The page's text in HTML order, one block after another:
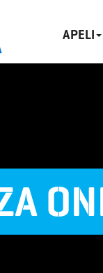
APELI